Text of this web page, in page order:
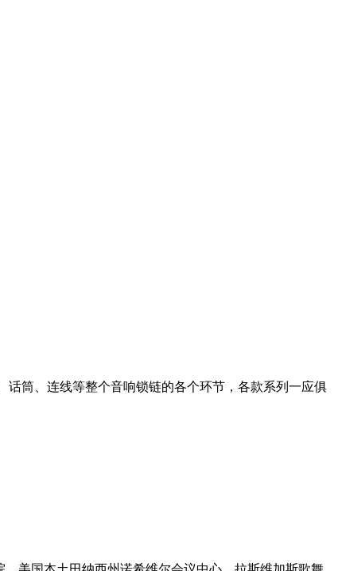
话筒、连线等整个音响锁链的各个环节，各款系列一应俱